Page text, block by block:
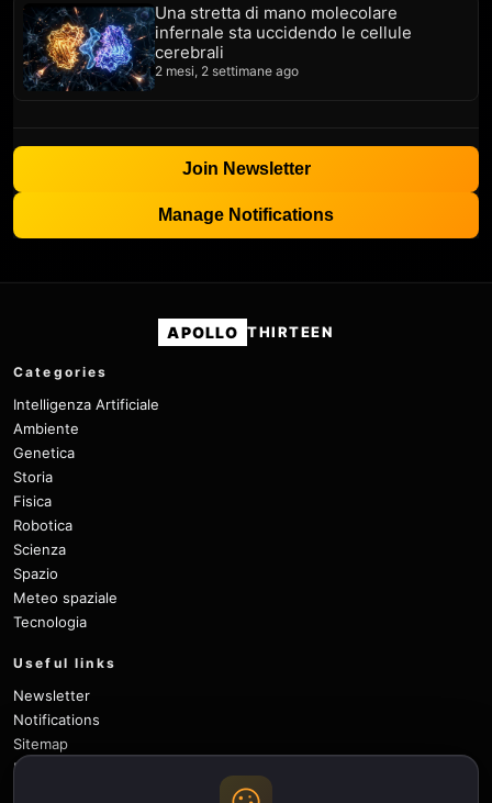
Una stretta di mano molecolare
infernale sta uccidendo le cellule
cerebrali
2 mesi, 2 settimane ago
Join Newsletter
Manage Notifications
APOLLO THIRTEEN
Categories
Intelligenza Artificiale
Ambiente
Genetica
Storia
Fisica
Robotica
Scienza
Spazio
Meteo spaziale
Tecnologia
Useful links
Newsletter
Notifications
Sitemap
Privacy Policy